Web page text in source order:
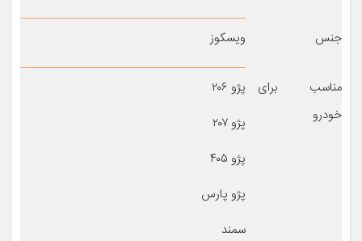
جنس ویسکوز
مناسب برای
خودرو
پژو ۲۰۶
پژو ۲۰۷
پژو ۴۰۵
پژو پارس
سمند